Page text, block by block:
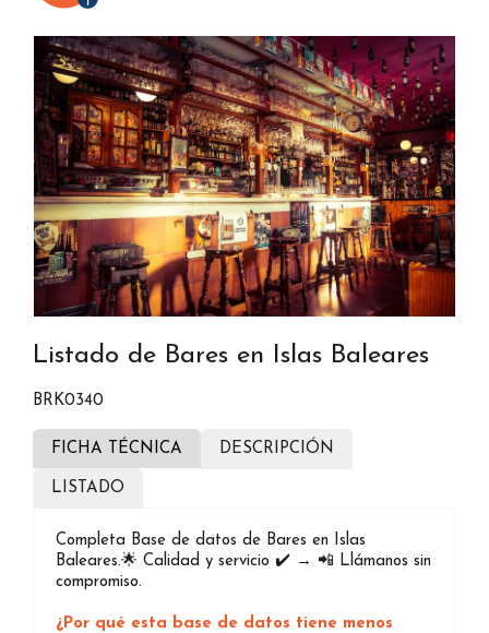
Listado de Bares en Islas Baleares
BRK0340
FICHA TÉCNICA DESCRIPCIÓN
LISTADO
Completa Base de datos de Bares en Islas
Baleares.🌟 Calidad y servicio ✔️ → 📲 Llámanos sin
compromiso.
¿Por qué esta base de datos tiene menos